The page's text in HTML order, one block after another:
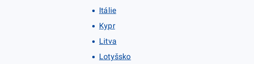
Itálie
Kypr
Litva
Lotyšsko